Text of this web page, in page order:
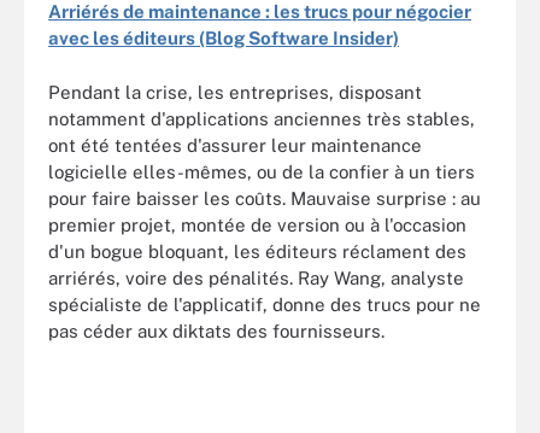
Arriérés de maintenance : les trucs pour négocier
avec les éditeurs (Blog Software Insider)
Pendant la crise, les entreprises, disposant
notamment d'applications anciennes très stables,
ont été tentées d'assurer leur maintenance
logicielle elles-mêmes, ou de la confier à un tiers
pour faire baisser les coûts. Mauvaise surprise : au
premier projet, montée de version ou à l'occasion
d'un bogue bloquant, les éditeurs réclament des
arriérés, voire des pénalités. Ray Wang, analyste
spécialiste de l'applicatif, donne des trucs pour ne
pas céder aux diktats des fournisseurs.